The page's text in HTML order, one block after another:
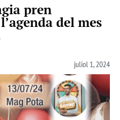
pren
del mes
juliol 1, 2024